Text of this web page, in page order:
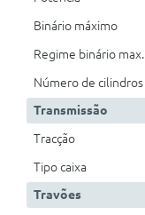
Binário máximo
Regime binário max.
Número de cilindros
Transmissão
Tracção
Tipo caixa
Travões